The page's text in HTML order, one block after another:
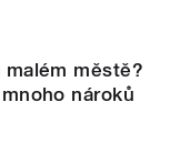
městě?
nároků